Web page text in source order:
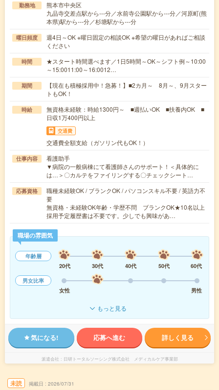
勤務地
熊本市中央区
九品寺交差点駅から---分／水前寺公園駅から---分／河原町(熊
本県)駅から---分／杉塘駅から---分
曜日頻度
週4日～OK ※曜日固定の相談OK ※希望の曜日があればご相談
ください
時間
★スタート時間選べます／1日5時間～OK～シフト例～10:00
～15:0011:00～16:0012…
期間
【現在も積極採用中！急募！】■2カ月～ 8月～、9月スター
トもOK！
時給
無資格未経験：時給1300円～ ■週払いOK ■扶養内OK ■
日収1万400円以上
交通費
交通費全額支給（ガソリン代もOK！）
仕事内容
看護助手
▼病院の一般病棟にて看護師さんのサポート！＜具体的に
は…＞〇カルテをファイリングする〇チェックシート…
応募資格
職種未経験OK / ブランクOK / パソコンスキル不要 / 英語力不
要
無資格・未経験OK年齢・学歴不問 ブランクOK★10名以上
採用予定履歴書は不要です。少しでも興味があ…
職場の雰囲気
年齢層
20代
30代 40代 50代
60代
男女比率
女性
男性
もっと見る
気になる! 応募へ進む 詳しく見る
派遣会社 日研トータルソーシング株式会社 メディカルケア事業部
未読 掲載日 2026/07/31